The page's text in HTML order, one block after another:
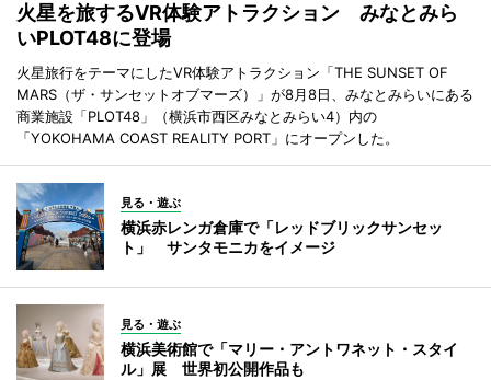
火星を旅するVR体験アトラクション みなとみら
いPLOT48に登場
火星旅行をテーマにしたVR体験アトラクション「THE SUNSET OF
MARS（ザ・サンセットオブマーズ）」が8月8日、みなとみらいにある
商業施設「PLOT48」（横浜市西区みなとみらい4）内の
「YOKOHAMA COAST REALITY PORT」にオープンした。
見る・遊ぶ
横浜赤レンガ倉庫で「レッドブリックサンセッ
ト」 サンタモニカをイメージ
見る・遊ぶ
横浜美術館で「マリー・アントワネット・スタイ
ル」展 世界初公開作品も